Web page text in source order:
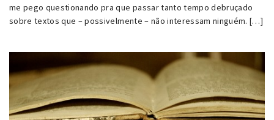
me pego questionando pra que passar tanto tempo debruçado
sobre textos que – possivelmente – não interessam ninguém. […]